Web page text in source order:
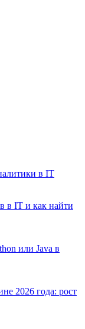
в IT
в IT и как найти
или Java в
2026 года: рост